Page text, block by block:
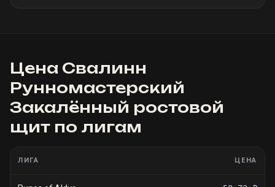
Цена Свалинн
Рунномастерский
Закалённый ростовой
щит по лигам
ЛИГА ЦЕНА